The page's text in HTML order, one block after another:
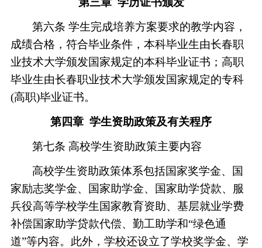
第六条 学生完成培养方案要求的教学内容，
成绩合格，符合毕业条件，本科毕业生由长春职
业技术大学颁发国家规定的本科毕业证书；高职
毕业生由长春职业技术大学颁发国家规定的专科
(高职)毕业证书。
第四章 学生资助政策及有关程序
第七条 高校学生资助政策主要内容
高校学生资助政策体系包括国家奖学金、国
家励志奖学金、国家助学金、国家助学贷款、服
兵役高等学校学生国家教育资助、基层就业学费
补偿国家助学贷款代偿、勤工助学和“绿色通
道”等内容。此外，学校还设立了学校奖学金、学